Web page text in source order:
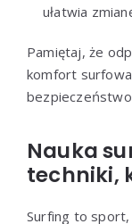
ułatwia
Pamiętaj, że
komfort
Nauka
techniki,
Surfing to